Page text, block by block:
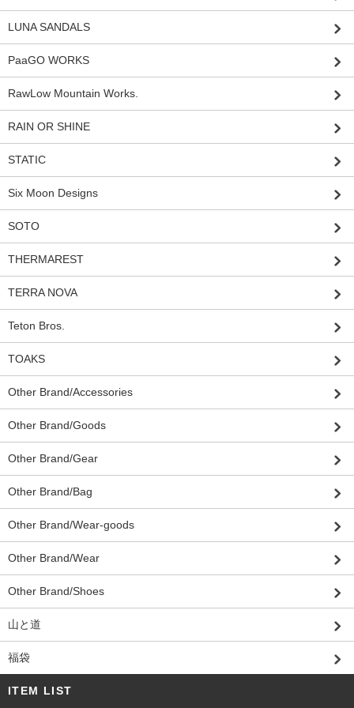
LUNA SANDALS
PaaGO WORKS
RawLow Mountain Works.
RAIN OR SHINE
STATIC
Six Moon Designs
SOTO
THERMAREST
TERRA NOVA
Teton Bros.
TOAKS
Other Brand/Accessories
Other Brand/Goods
Other Brand/Gear
Other Brand/Bag
Other Brand/Wear-goods
Other Brand/Wear
Other Brand/Shoes
山と道
福袋
ITEM LIST